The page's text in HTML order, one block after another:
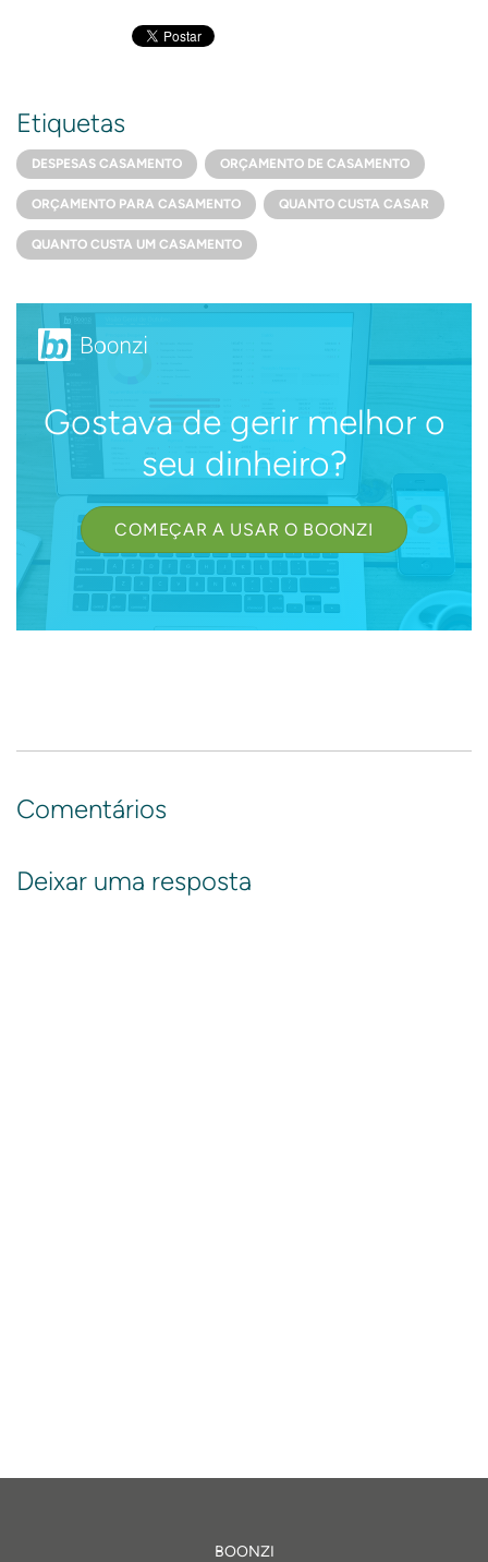
Etiquetas
DESPESAS CASAMENTO ORÇAMENTO DE CASAMENTO
ORÇAMENTO PARA CASAMENTO QUANTO CUSTA CASAR
QUANTO CUSTA UM CASAMENTO
Gostava de gerir melhor o
seu dinheiro?
COMEÇAR A USAR O BOONZI
Comentários
Deixar uma resposta
BOONZI